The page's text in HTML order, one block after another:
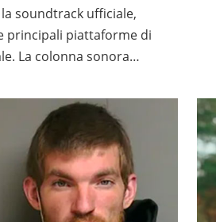
soundtrack ufficiale,
principali piattaforme di
La colonna sonora…